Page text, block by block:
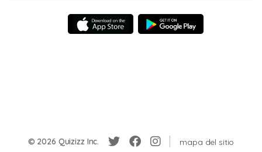
© 2026 Quizizz Inc. mapa del sitio